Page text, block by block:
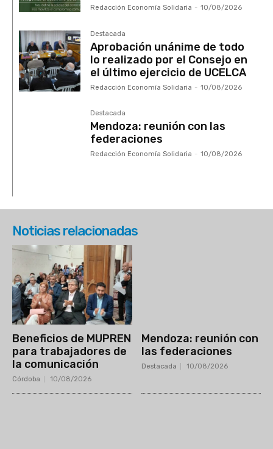
Redacción Economía Solidaria - 10/08/2026
Destacada
Aprobación unánime de todo
lo realizado por el Consejo en
el último ejercicio de UCELCA
Redacción Economía Solidaria - 10/08/2026
Destacada
Mendoza: reunión con las
federaciones
Redacción Economía Solidaria - 10/08/2026
Noticias relacionadas
Beneficios de MUPREN
para trabajadores de
la comunicación
Córdoba 10/08/2026
Mendoza: reunión con
las federaciones
Destacada 10/08/2026